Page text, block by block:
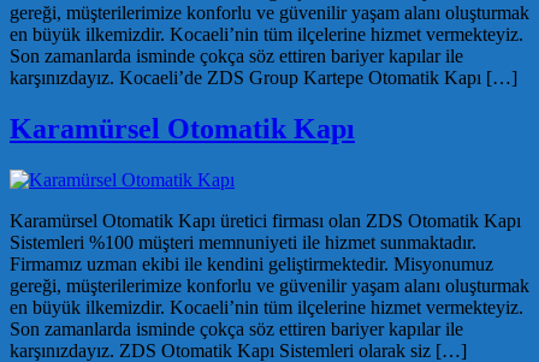
gereği, müşterilerimize konforlu ve güvenilir yaşam alanı oluşturmak
en büyük ilkemizdir. Kocaeli’nin tüm ilçelerine hizmet vermekteyiz.
Son zamanlarda isminde çokça söz ettiren bariyer kapılar ile
karşınızdayız. Kocaeli’de ZDS Group Kartepe Otomatik Kapı […]
Karamürsel Otomatik Kapı
Karamürsel Otomatik Kapı üretici firması olan ZDS Otomatik Kapı
Sistemleri %100 müşteri memnuniyeti ile hizmet sunmaktadır.
Firmamız uzman ekibi ile kendini geliştirmektedir. Misyonumuz
gereği, müşterilerimize konforlu ve güvenilir yaşam alanı oluşturmak
en büyük ilkemizdir. Kocaeli’nin tüm ilçelerine hizmet vermekteyiz.
Son zamanlarda isminde çokça söz ettiren bariyer kapılar ile
karşınızdayız. ZDS Otomatik Kapı Sistemleri olarak siz […]